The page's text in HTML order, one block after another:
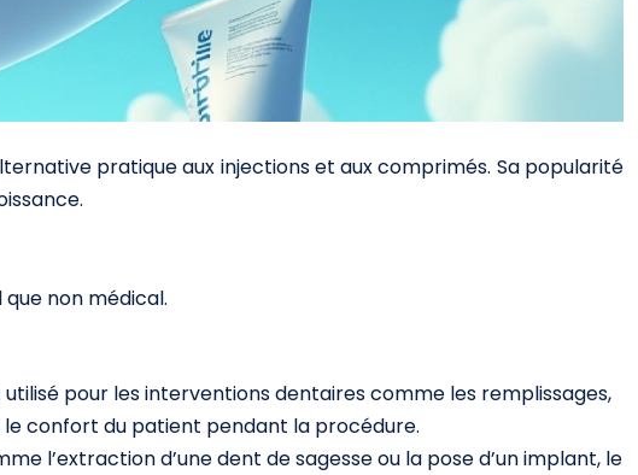
pratique aux injections et aux comprimés. Sa popularité
non médical.
pour les interventions dentaires comme les remplissages,
confort du patient pendant la procédure.
l’extraction d’une dent de sagesse ou la pose d’un implant, le